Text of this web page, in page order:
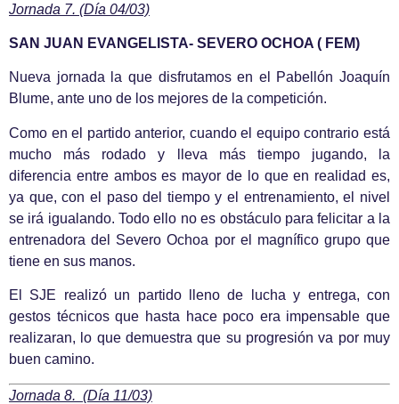
Jornada 7. (Día 04/03)
SAN JUAN EVANGELISTA- SEVERO OCHOA ( FEM)
Nueva jornada la que disfrutamos en el Pabellón Joaquín
Blume, ante uno de los mejores de la competición.
Como en el partido anterior, cuando el equipo contrario está
mucho más rodado y lleva más tiempo jugando, la
diferencia entre ambos es mayor de lo que en realidad es,
ya que, con el paso del tiempo y el entrenamiento, el nivel
se irá igualando. Todo ello no es obstáculo para felicitar a la
entrenadora del Severo Ochoa por el magnífico grupo que
tiene en sus manos.
El SJE realizó un partido lleno de lucha y entrega, con
gestos técnicos que hasta hace poco era impensable que
realizaran, lo que demuestra que su progresión va por muy
buen camino.
Jornada 8. (Día 11/03)